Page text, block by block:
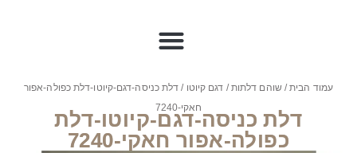
עמוד הבית/שוהם דלתות/ דגם קיוטו / דלת כניסה-דגם-קיוטו-דלת כפולה-אפור
חאקי-7240
דלת כניסה-דגם-קיוטו-דלת
כפולה-אפור חאקי-7240